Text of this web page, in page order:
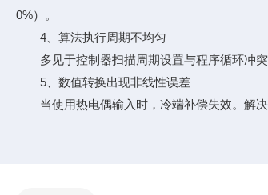
0%）。
4、算法执行周期不均匀
多见于控制器扫描周期设置与程序循环冲突
5、数值转换出现非线性误差
当使用热电偶输入时，冷端补偿失效。解决